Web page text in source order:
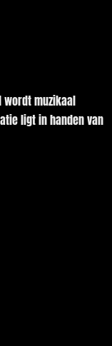
wordt muzikaal
ligt in handen van